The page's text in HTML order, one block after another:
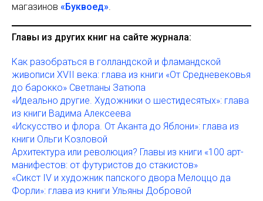
магазинов «Буквоед».
Главы из других книг на сайте журнала:
Как разобраться в голландской и фламандской
живописи XVII века: глава из книги «От Средневековья
до барокко» Светланы Затюпа
«Идеально другие. Художники о шестидесятых»: глава
из книги Вадима Алексеева
«Искусство и флора. От Аканта до Яблони»: глава из
книги Ольги Козловой
Архитектура или революция? Главы из книги «100 арт-
манифестов: от футуристов до стакистов»
«Сикст IV и художник папского двора Мелоццо да
Форли»: глава из книги Ульяны Добровой